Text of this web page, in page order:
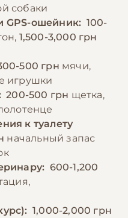
собаки
GPS-ошейник: 100-
1,500-3,000 грн
500 грн мячи,
игрушки
200-500 грн щетка,
к туалету
начальный запас
600-1,200
1,000-2,000 грн